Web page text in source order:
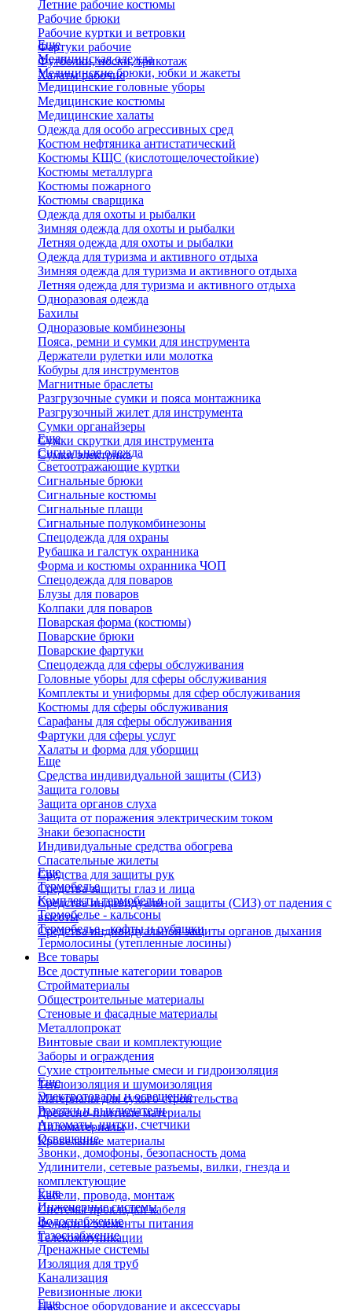
Летние рабочие костюмы
Рабочие брюки
Рабочие куртки и ветровки
Фартуки рабочие
Футболки, носки, трикотаж
Халаты рабочие
Еще
Медицинская одежда
Медицинские брюки, юбки и жакеты
Медицинские головные уборы
Медицинские костюмы
Медицинские халаты
Одежда для особо агрессивных сред
Костюм нефтяника антистатический
Костюмы КЩС (кислотощелочестойкие)
Костюмы металлурга
Костюмы пожарного
Костюмы сварщика
Одежда для охоты и рыбалки
Зимняя одежда для охоты и рыбалки
Летняя одежда для охоты и рыбалки
Одежда для туризма и активного отдыха
Зимняя одежда для туризма и активного отдыха
Летняя одежда для туризма и активного отдыха
Одноразовая одежда
Бахилы
Одноразовые комбинезоны
Пояса, ремни и сумки для инструмента
Держатели рулетки или молотка
Кобуры для инструментов
Магнитные браслеты
Разгрузочные сумки и пояса монтажника
Разгрузочный жилет для инструмента
Сумки органайзеры
Сумки скрутки для инструмента
Сумки электрика
Еще
Сигнальная одежда
Светоотражающие куртки
Сигнальные брюки
Сигнальные костюмы
Сигнальные плащи
Сигнальные полукомбинезоны
Спецодежда для охраны
Рубашка и галстук охранника
Форма и костюмы охранника ЧОП
Спецодежда для поваров
Блузы для поваров
Колпаки для поваров
Поварская форма (костюмы)
Поварские брюки
Поварские фартуки
Спецодежда для сферы обслуживания
Головные уборы для сферы обслуживания
Комплекты и униформы для сфер обслуживания
Костюмы для сферы обслуживания
Сарафаны для сферы обслуживания
Фартуки для сферы услуг
Халаты и форма для уборщиц
Еще
Средства индивидуальной защиты (СИЗ)
Защита головы
Защита органов слуха
Защита от поражения электрическим током
Знаки безопасности
Индивидуальные средства обогрева
Спасательные жилеты
Средства для защиты рук
Средства защиты глаз и лица
Средства индивидуальной защиты (СИЗ) от падения с
высоты
Средства индивидуальной защиты органов дыхания
Еще
Термобелье
Комплекты термобелья
Термобелье - кальсоны
Термобелье - кофты и рубашки
Термолосины (утепленные лосины)
Все товары
Все доступные категории товаров
Стройматериалы
Общестроительные материалы
Стеновые и фасадные материалы
Металлопрокат
Винтовые сваи и комплектующие
Заборы и ограждения
Сухие строительные смеси и гидроизоляция
Теплоизоляция и шумоизоляция
Материалы для сухого строительства
Древесно-плитные материалы
Пиломатериалы
Кровельные материалы
Еще
Электротовары и освещение
Розетки и выключатели
Автоматы, щитки, счетчики
Освещение
Звонки, домофоны, безопасность дома
Удлинители, сетевые разъемы, вилки, гнезда и
комплектующие
Кабели, провода, монтаж
Системы прокладки кабеля
Фонари и элементы питания
Телекоммуникации
Еще
Инженерные системы
Водоснабжение
Газоснабжение
Дренажные системы
Изоляция для труб
Канализация
Ревизионные люки
Насосное оборудование и аксессуары
Еще